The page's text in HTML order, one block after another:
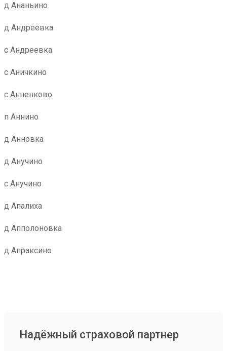
д Ананьино
д Андреевка
с Андреевка
с Аничкино
с Анненково
п Аннино
д Анновка
д Анучино
с Анучино
д Апалиха
д Апполоновка
д Апраксино
Надёжный страховой партнер